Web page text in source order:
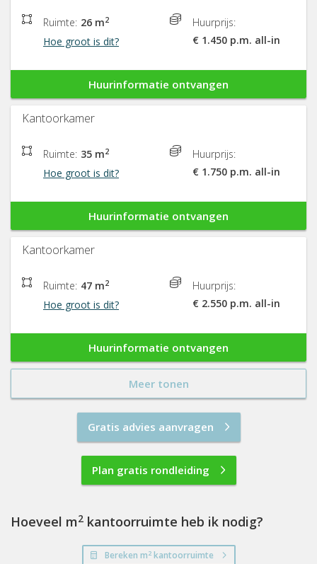
Ruimte: 26 m2
Hoe groot is dit?
Huurprijs:
€ 1.450 p.m. all-in
Huurinformatie ontvangen
Kantoorkamer
Ruimte: 35 m2
Hoe groot is dit?
Huurprijs:
€ 1.750 p.m. all-in
Huurinformatie ontvangen
Kantoorkamer
Ruimte: 47 m2
Hoe groot is dit?
Huurprijs:
€ 2.550 p.m. all-in
Huurinformatie ontvangen
Meer tonen
Gratis advies aanvragen
Plan gratis rondleiding
Hoeveel m2 kantoorruimte heb ik nodig?
Bereken m2kantoorruimte